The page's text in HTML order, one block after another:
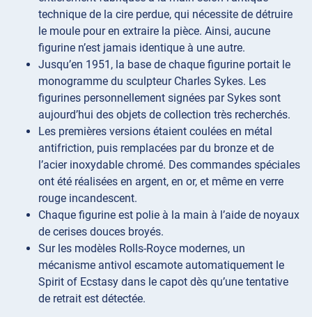
technique de la cire perdue, qui nécessite de détruire
le moule pour en extraire la pièce. Ainsi, aucune
figurine n’est jamais identique à une autre.
Jusqu’en 1951, la base de chaque figurine portait le
monogramme du sculpteur Charles Sykes. Les
figurines personnellement signées par Sykes sont
aujourd’hui des objets de collection très recherchés.
Les premières versions étaient coulées en métal
antifriction, puis remplacées par du bronze et de
l’acier inoxydable chromé. Des commandes spéciales
ont été réalisées en argent, en or, et même en verre
rouge incandescent.
Chaque figurine est polie à la main à l’aide de noyaux
de cerises douces broyés.
Sur les modèles Rolls-Royce modernes, un
mécanisme antivol escamote automatiquement le
Spirit of Ecstasy dans le capot dès qu’une tentative
de retrait est détectée.